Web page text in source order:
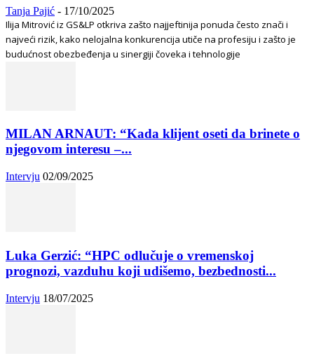
Tanja Pajić - 17/10/2025
Ilija Mitrović iz GS&LP otkriva zašto najjeftinija ponuda često znači i
najveći rizik, kako nelojalna konkurencija utiče na profesiju i zašto je
budućnost obezbeđenja u sinergiji čoveka i tehnologije
MILAN ARNAUT: “Kada klijent oseti da brinete o
njegovom interesu –...
Intervju 02/09/2025
Luka Gerzić: “HPC odlučuje o vremenskoj
prognozi, vazduhu koji udišemo, bezbednosti...
Intervju 18/07/2025